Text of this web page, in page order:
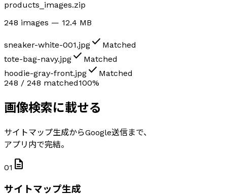
products_images.zip
248 images — 12.4 MB
sneaker-white-001.jpg check Matched
tote-bag-navy.jpg check Matched
hoodie-gray-front.jpg check Matched
248 / 248 matched100%
画像検索に載せる
サイトマップ生成からGoogle送信まで、
アプリ内で完結。
01 description
サイトマップ生成